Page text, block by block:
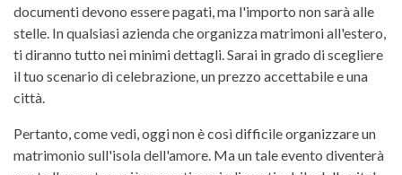
documenti devono essere pagati, ma l'importo non sarà alle
stelle. In qualsiasi azienda che organizza matrimoni all'estero,
ti diranno tutto nei minimi dettagli. Sarai in grado di scegliere
il tuo scenario di celebrazione, un prezzo accettabile e una
città.
Pertanto, come vedi, oggi non è così difficile organizzare un
matrimonio sull'isola dell'amore. Ma un tale evento diventerà